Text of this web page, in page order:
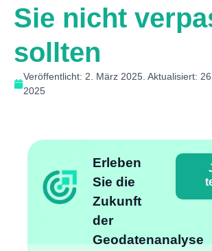
Sie nicht
sollten
Veröffentlicht: 2. März 2025. Aktualisiert:
2025
Erleben
Sie die
Zukunft
der
Geodatenanalyse